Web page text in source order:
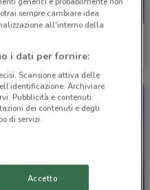
Scade il 31/12
sempre cambiare idea
all'interno della
i dati per fornire:
Scansione attiva delle
Archiviare
Pubblicità e contenuti
dei contenuti e degli
di servizi.
Accetto